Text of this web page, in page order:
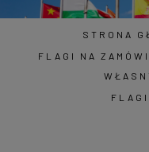
STRONA
FLAGI NA